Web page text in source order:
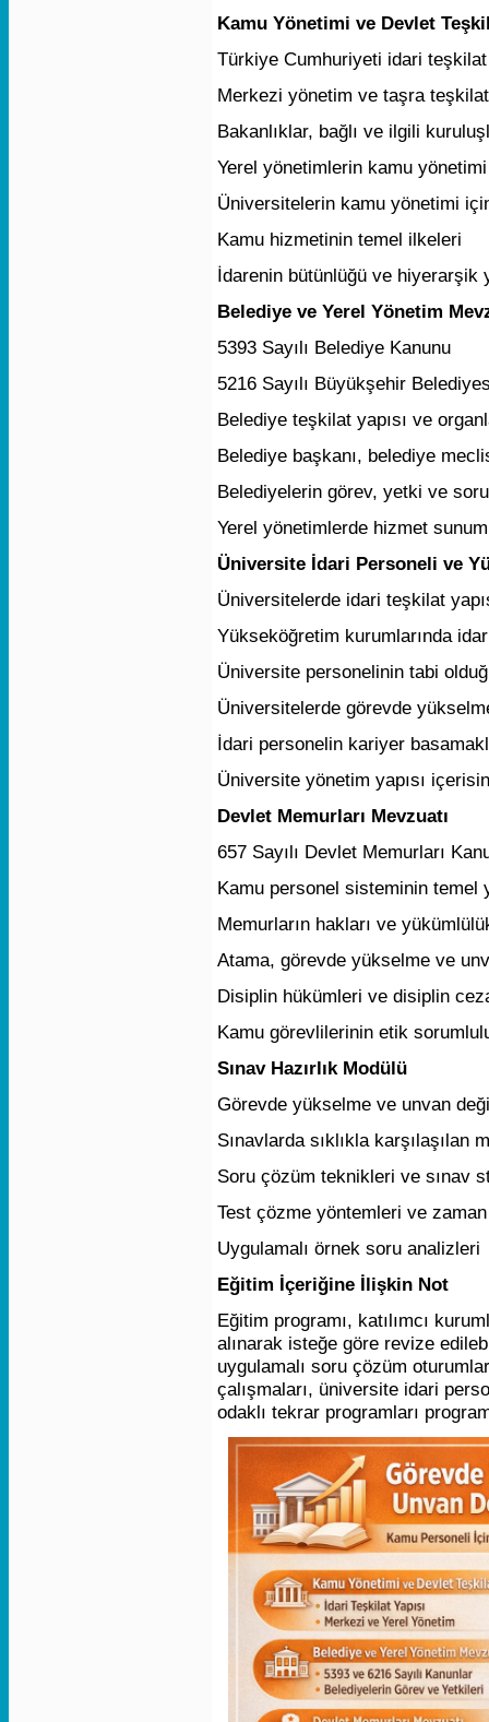
Kamu Yönetimi ve Devlet
Türkiye Cumhuriyeti idari teşkilat
Merkezi yönetim ve taşra
Bakanlıklar, bağlı ve ilgili
Yerel yönetimlerin kamu
Üniversitelerin kamu yönetimi
Kamu hizmetinin temel ilkeleri
İdarenin bütünlüğü ve hiyerarşik
Belediye ve Yerel Yönetim
5393 Sayılı Belediye Kanunu
5216 Sayılı Büyükşehir
Belediye teşkilat yapısı ve
Belediye başkanı, belediye
Belediyelerin görev, yetki ve
Yerel yönetimlerde hizmet
Üniversite İdari Personeli ve
Üniversitelerde idari teşkilat
Yükseköğretim kurumlarında
Üniversite personelinin tabi
Üniversitelerde görevde
İdari personelin kariyer
Üniversite yönetim yapısı
Devlet Memurları Mevzuatı
657 Sayılı Devlet Memurları
Kamu personel sisteminin temel
Memurların hakları ve
Atama, görevde yükselme ve
Disiplin hükümleri ve disiplin
Kamu görevlilerinin etik
Sınav Hazırlık Modülü
Görevde yükselme ve unvan
Sınavlarda sıklıkla karşılaşılan
Soru çözüm teknikleri ve sınav
Test çözme yöntemleri ve
Uygulamalı örnek soru analizleri
Eğitim İçeriğine İlişkin Not
Eğitim programı, katılımcı
alınarak isteğe göre revize
uygulamalı soru çözüm
çalışmaları, üniversite idari
odaklı tekrar programları